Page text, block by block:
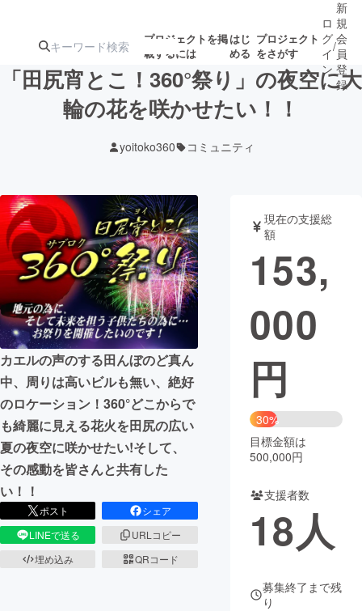
プロジェクトを掲
載するには
はじ
める
プロジェクト
をさがす
ジェクト
ロジェクト
アート・写真 音楽
テクノロジー・ガジェット ゲーム・サ
映像・映画
ビジネス・起業
まちづくり・地域活性化
CAMPFIRE for Social Good
CAMPFIRE Creation
CAMPFIREふるさと納税
コミュニティ
ロ
グ
イ
ン
/
新
規
会
員
登
録
「田尻宵とこ！360°祭り」の夜空に大
輪の花を咲かせたい！！
yoitoko360 コミュニティ
カエルの声のする田んぼのど真ん
中、周りは高いビルも無い、絶好
のロケーション！360°どこからで
も綺麗に見える花火を田尻の広い
夏の夜空に咲かせたい!そして、
その感動を皆さんと共有した
い！！
ポスト
シェア
LINEで送る
URLコピー
埋め込み
QRコード
現在の支援総
額
153,
000
円
30%
目標金額は
500,000円
支援者数
18人
募集終了まで残
り